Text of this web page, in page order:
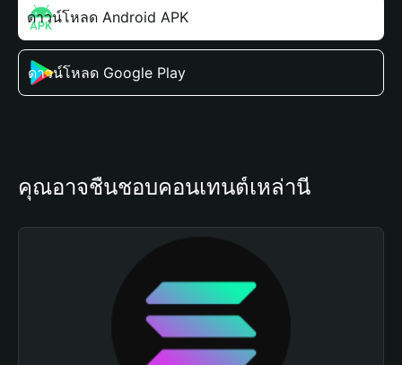
ดาวน์โหลด Android APK
ดาวน์โหลด Google Play
คุณอาจชื่นชอบคอนเทนต์เหล่านี้